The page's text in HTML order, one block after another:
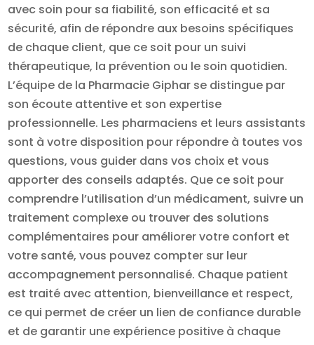
avec soin pour sa fiabilité, son efficacité et sa
sécurité, afin de répondre aux besoins spécifiques
de chaque client, que ce soit pour un suivi
thérapeutique, la prévention ou le soin quotidien.
L’équipe de la Pharmacie Giphar se distingue par
son écoute attentive et son expertise
professionnelle. Les pharmaciens et leurs assistants
sont à votre disposition pour répondre à toutes vos
questions, vous guider dans vos choix et vous
apporter des conseils adaptés. Que ce soit pour
comprendre l’utilisation d’un médicament, suivre un
traitement complexe ou trouver des solutions
complémentaires pour améliorer votre confort et
votre santé, vous pouvez compter sur leur
accompagnement personnalisé. Chaque patient
est traité avec attention, bienveillance et respect,
ce qui permet de créer un lien de confiance durable
et de garantir une expérience positive à chaque